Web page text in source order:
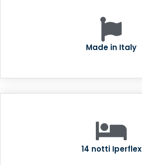
Made in Italy
14 notti Iperflex